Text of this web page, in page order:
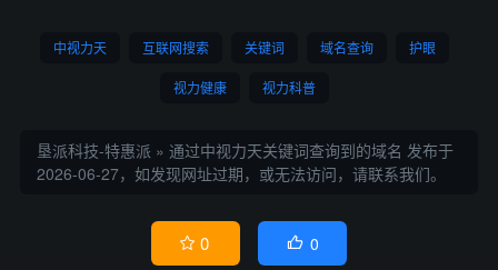
中视力天 互联网搜索 关键词 域名查询 护眼
视力健康 视力科普
垦派科技-特惠派 » 通过中视力天关键词查询到的域名 发布于
2026-06-27，如发现网址过期，或无法访问，请联系我们。
 0  0